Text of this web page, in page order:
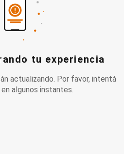
tu experiencia
actualizando. Por favor, intentá
algunos instantes.